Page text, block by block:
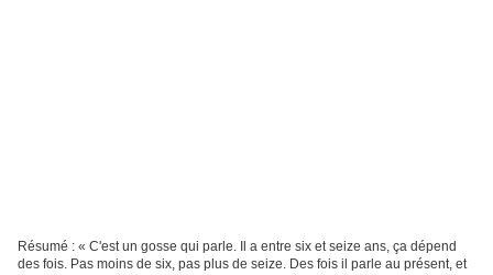
Résumé : « C'est un gosse qui parle. Il a entre six et seize ans, ça dépend
des fois. Pas moins de six, pas plus de seize. Des fois il parle au présent, et